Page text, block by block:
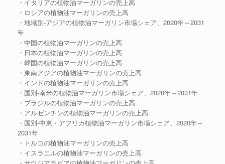
・イタリアの植物油マーガリンの売上高
・ロシアの植物油マーガリンの売上高
・地域別-アジアの植物油マーガリン市場シェア、2020年～2031
年
・中国の植物油マーガリンの売上高
・日本の植物油マーガリンの売上高
・韓国の植物油マーガリンの売上高
・東南アジアの植物油マーガリンの売上高
・インドの植物油マーガリンの売上高
・国別-南米の植物油マーガリン市場シェア、2020年～2031年
・ブラジルの植物油マーガリンの売上高
・アルゼンチンの植物油マーガリンの売上高
・国別-中東・アフリカ植物油マーガリン市場シェア、2020年～
2031年
・トルコの植物油マーガリンの売上高
・イスラエルの植物油マーガリンの売上高